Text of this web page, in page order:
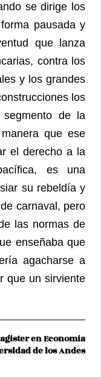
se dirige los
pausada y
que lanza
contra los
y los grandes
los
de la
que ese
el derecho a la
es una
su rebeldía y
carnaval, pero
las normas de
enseñaba que
agacharse a
que un sirviente
en Economía
de los Andes